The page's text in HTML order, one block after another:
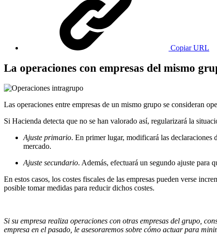
Copiar URL
La operaciones con empresas del mismo
Las operaciones entre empresas de un mismo grupo se consideran
Si Hacienda detecta que no se han valorado así, regularizará la
Ajuste primario. En primer lugar, modificará las declaraciones
mercado.
Ajuste secundario. Además, efectuará un segundo ajuste para
En estos casos, los costes fiscales de las empresas pueden verse
posible tomar medidas para reducir dichos costes.
Si su empresa realiza operaciones con otras empresas del grupo,
empresa en el pasado, le asesoraremos sobre cómo actuar para